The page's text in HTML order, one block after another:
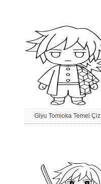
Giyu Tomioka Temel Çiz